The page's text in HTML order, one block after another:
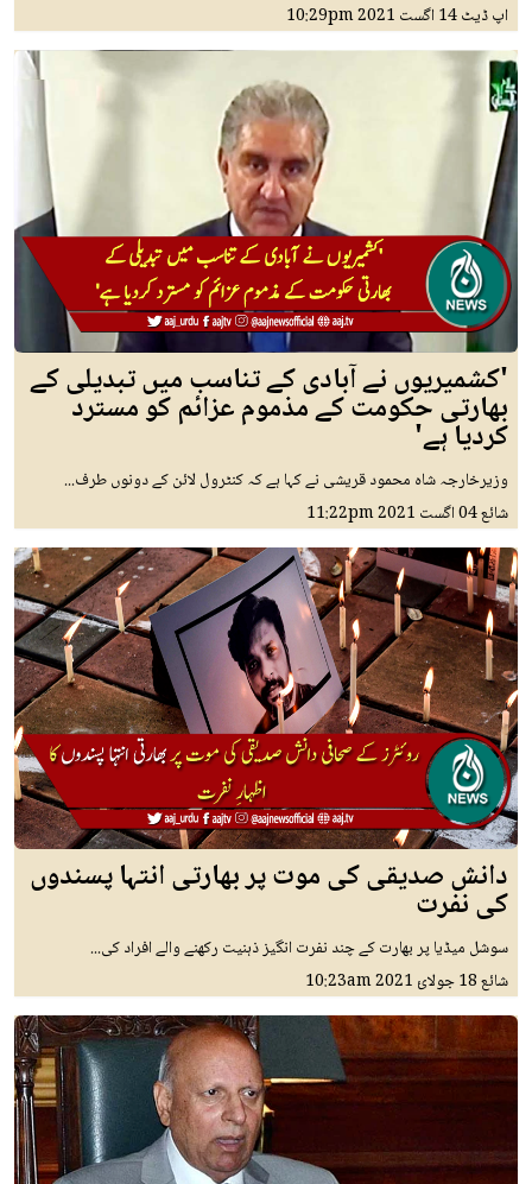
اپ ڈیٹ14 اگست 2021 10:29pm
'کشمیریوں نے آبادی کے تناسب میں تبدیلی کے
بھارتی حکومت کے مذموم عزائم کو مسترد
کردیا ہے'
وزیرخارجہ شاہ محمود قریشی نے کہا ہے کہ کنٹرول لائن کے دونوں طرف...
شائع04 اگست 2021 11:22pm
دانش صدیقی کی موت پر بھارتی انتہا پسندوں
کی نفرت
سوشل میڈیا پر بھارت کے چند نفرت انگیز ذہنیت رکھنے والے افراد کی...
شائع18 جولائ 2021 10:23am